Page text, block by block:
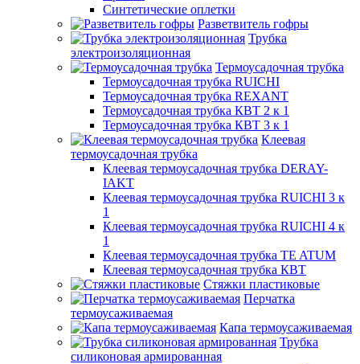
Синтетические оплетки
Разветвитель гофры
Трубка
электроизоляционная
Термоусадочная трубка
Термоусадочная трубка RUICHI
Термоусадочная трубка REXANT
Термоусадочная трубка КВТ 2 к 1
Термоусадочная трубка КВТ 3 к 1
Клеевая
термоусадочная трубка
Клеевая термоусадочная трубка DERAY-
IAKT
Клеевая термоусадочная трубка RUICHI 3 к
1
Клеевая термоусадочная трубка RUICHI 4 к
1
Клеевая термоусадочная трубка TE ATUM
Клеевая термоусадочная трубка КВТ
Стяжки пластиковые
Перчатка
термоусаживаемая
Капа термоусаживаемая
Трубка
силиконовая армированная